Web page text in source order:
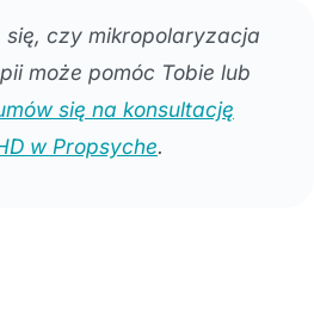
czy mikropolaryzacja
może pomóc Tobie lub
się na konsultację
w Propsyche.